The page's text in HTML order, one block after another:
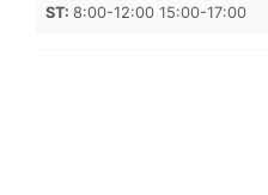
ST: 8:00-12:00 15:00-17:00